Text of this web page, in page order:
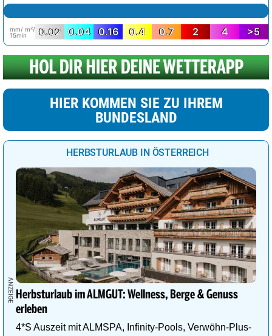
mm/ m²/
15min
0.02 0.04 0.16 0.4 0.7 2 4 >5
HIER KOMMEN SIE ZU IHREM
BUNDESLAND
HERBSTURLAUB IN ÖSTERREICH
Herbsturlaub im ALMGUT: Wellness, Berge & Genuss
erleben
4*S Auszeit mit ALMSPA, Infinity-Pools, Verwöhn-Plus-